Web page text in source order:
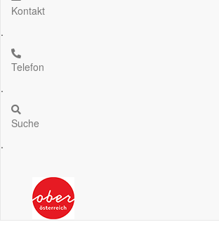
Kontakt
.
Telefon
.
Suche
.